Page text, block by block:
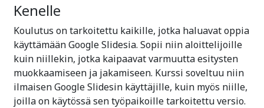
Kenelle
Koulutus on tarkoitettu kaikille, jotka haluavat oppia
käyttämään Google Slidesia. Sopii niin aloittelijoille
kuin niillekin, jotka kaipaavat varmuutta esitysten
muokkaamiseen ja jakamiseen. Kurssi soveltuu niin
ilmaisen Google Slidesin käyttäjille, kuin myös niille,
joilla on käytössä sen työpaikoille tarkoitettu versio.